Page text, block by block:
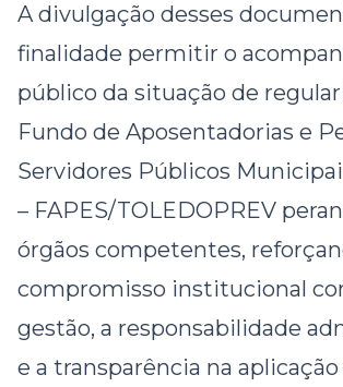
A divulgação desses
finalidade permitir o
público da situação de
Fundo de Aposentadorias e
Servidores Públicos
– FAPES/TOLEDOPREV
órgãos competentes,
compromisso institucional
gestão, a responsabilidade
e a transparência na aplicação